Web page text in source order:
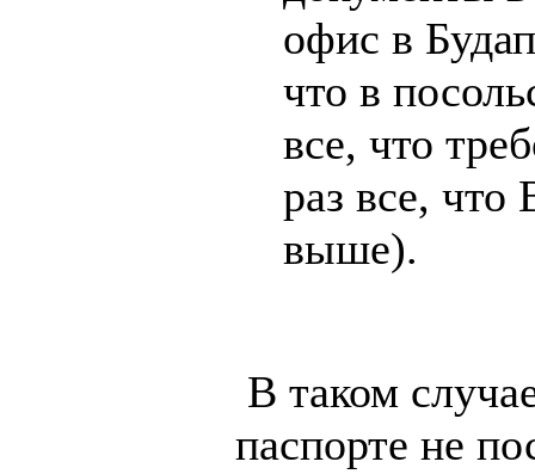
офис в
что в
все, что
раз все,
выше).
В таком
паспорте не